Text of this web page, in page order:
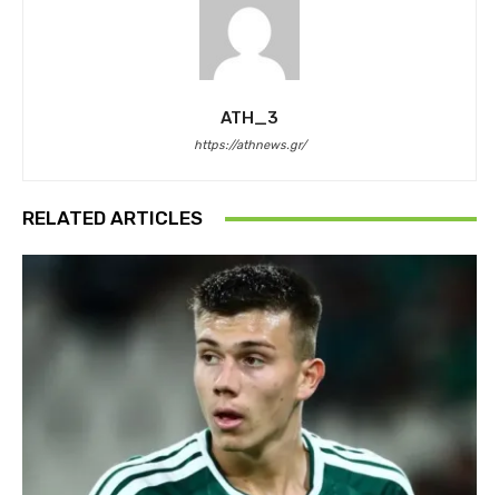
ATH_3
https://athnews.gr/
RELATED ARTICLES